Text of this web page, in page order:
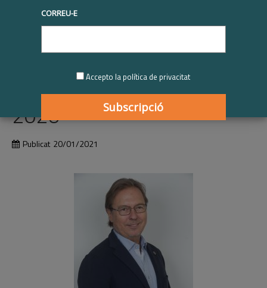
Dr. Josep Santacreu |
Reconeixement personal
per la trajectòria en RSE
2020
Publicat 20/01/2021
CORREU-E
Accepto la política de privacitat